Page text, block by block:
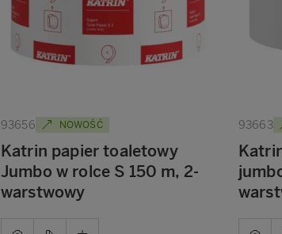
93656 NOWOŚĆ
Katrin papier toaletowy
Jumbo w rolce S 150 m, 2-
warstwowy
93663